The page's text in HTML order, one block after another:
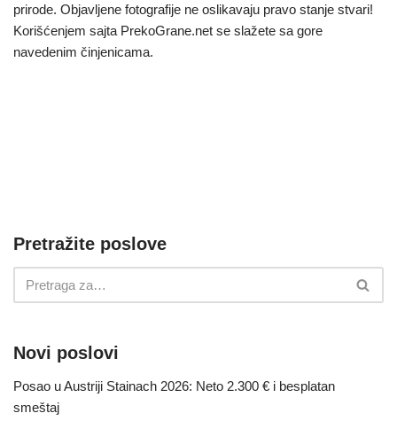
prirode. Objavljene fotografije ne oslikavaju pravo stanje stvari!
Korišćenjem sajta PrekoGrane.net se slažete sa gore
navedenim činjenicama.
Pretražite poslove
Novi poslovi
Posao u Austriji Stainach 2026: Neto 2.300 € i besplatan
smeštaj